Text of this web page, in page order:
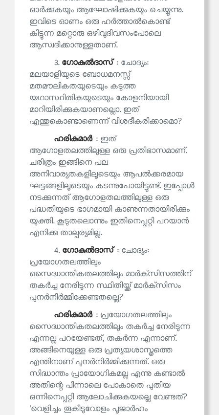
ഓര്‍ക്കുകയും ആഘോഷിക്കുകയും ചെയ്യുന്നു.
ഇവിടെ ഓണം ഒരു ഹര്‍ത്താല്‍കൊണ്ട്
കിട്ടുന്ന മറ്റൊരു ഒഴിവുദിവസംപോലെ
ആസ്വദിക്കാനുള്ളതാണ്.
3. ഗോകുല്‍ദാസ് : ചോദ്യം:
മലയാളിയുടെ ബോധമനസ്സ്
മതമൗലികതയുടെയും കടുത്ത
യഥാസ്ഥിതികയുടെയും കോളനിയായി
മാറിയിരിക്കുകയാണല്ലൊ. ഇത്
എന്തുകൊണ്ടാണെന്ന് വിശദീകരിക്കാമൊ?
ഹരികുമാര്‍ : ഇത്
ആഗോളതലത്തിലുള്ള ഒരു പ്രതിഭാസമാണ്.
ചരിത്രം ഇങ്ങിനെ പല
അനിവാര്യതകളിലൂടെയും ആപല്‍ക്കരമായ
ഘട്ടങ്ങളിലൂടെയും കടന്നുപോയിട്ടുണ്ട്. ഇപ്പോള്‍
നടക്കുന്നത് ആഗോളതലത്തിലുള്ള ഒരു
പദ്ധതിയുടെ ഭാഗമായി കാണുന്നതായിരിക്കും
യുക്തി. കൂടുതലൊന്നും ഇതിനെപ്പറ്റി പറയാന്‍
എനിക്കു താല്പര്യമില്ല.
4. ഗോകുല്‍ദാസ് : ചോദ്യം:
പ്രയോഗതലത്തിലും
സൈദ്ധാന്തികതലത്തിലും മാര്‍ക്‌സിസത്തിന്
തകര്‍ച്ച നേരിടുന്ന സ്ഥിതിയ്ക്ക് മാര്‍ക്‌സിസം
പുനര്‍നിര്‍മ്മിക്കേണ്ടതല്ലെ?
ഹരികുമാര്‍ : പ്രയോഗതലത്തിലും
സൈദ്ധാന്തികതലത്തിലും തകര്‍ച്ച നേരിടുന്ന
എന്നല്ല പറയേണ്ടത്, തകര്‍ന്ന എന്നാണ്.
അങ്ങിനെയുള്ള ഒരു പ്രത്യയശാസ്ത്രത്തെ
എന്തിനാണ് പുനര്‍നിര്‍മ്മിക്കുന്നത്. ഒരു
സിദ്ധാന്തം പ്രായോഗികമല്ല എന്നു കണ്ടാല്‍
അതിന്റെ പിന്നാലെ പോകാതെ പുതിയ
ഒന്നിനെപ്പറ്റി ആലോചിക്കുകയല്ലെ വേണ്ടത്?
'വെളിച്ചം തൂകീടുവോളം പൂജാര്‍ഹം